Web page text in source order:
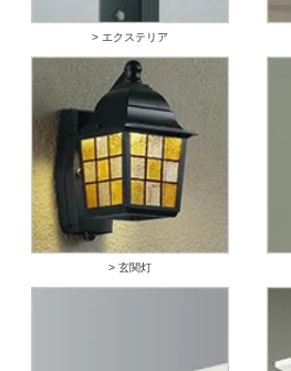
> エクステリア
> 玄関灯